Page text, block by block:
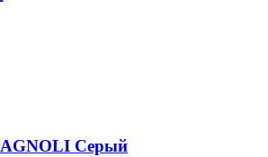
Серый